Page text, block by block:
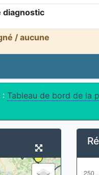
diagnostic
/ aucune
: Tableau de bord de la